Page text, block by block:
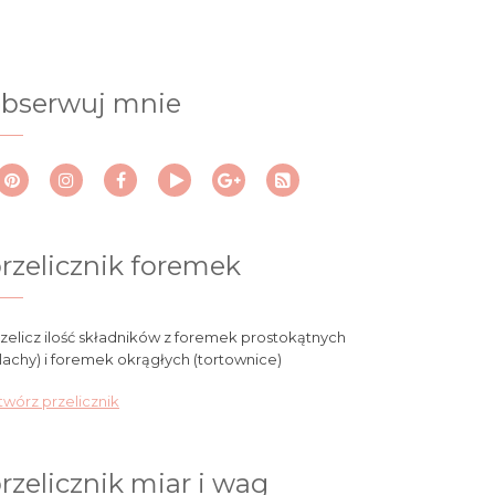
mnie
foremek
ilość składników z foremek prostokątnych
i foremek okrągłych (tortownice)
przelicznik
miar i wag